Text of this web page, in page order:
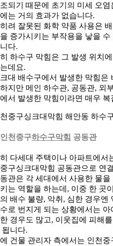
되기 때문에 초기의 미세 오
는 거의 효과가 없습니다.
려 잘못된 화학 약품 사용은
증가시키는 부작용을 낳을
다.
하수구 막힘은 그 발생 위치
데요.
대 배수구에서 발생한 막힘은
지만 메인 하수관, 공동관, 외
서 발생한 막힘이라면 매우
중구싱크대막힘 해안동 하수
천중구하수구막힘 공동관
다세대 주택이나 아파트에서
구싱크대막힘 공동관으로 연
관은 각 세대에서 사용한 물
는 역할을 하는데, 이중 한 곳
배수 불량, 악취, 심한 경우엔
로 번지게 되는 상황에서는
경우도 많고, 이웃집에 피해
됩니다.
건물 관리자 측에서는 인천